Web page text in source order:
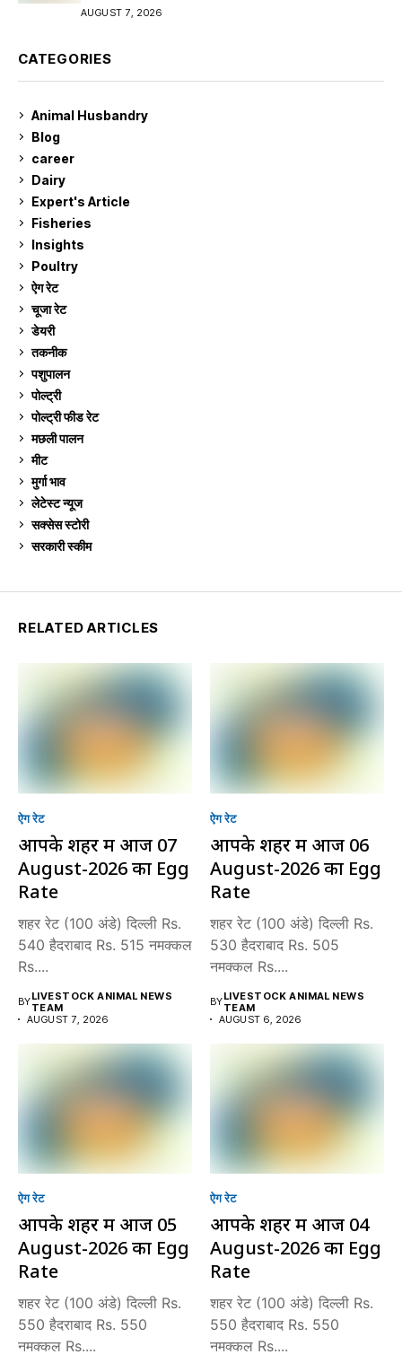
AUGUST 7, 2026
CATEGORIES
Animal Husbandry
Blog
career
Dairy
Expert's Article
Fisheries
Insights
Poultry
ऐग रेट
चूजा रेट
डेयरी
तकनीक
पशुपालन
पोल्ट्री
पोल्ट्री फीड रेट
मछली पालन
मीट
मुर्गा भाव
लेटेस्ट न्यूज
सक्सेस स्टो‍री
सरकारी स्की‍म
RELATED ARTICLES
ऐग रेट
आपके शहर में आज 07
August-2026 का Egg
Rate
शहर रेट (100 अंडे) दिल्ली Rs.
540 हैदराबाद Rs. 515 नमक्कल
Rs....
BYLIVESTOCK ANIMAL NEWS
TEAM
AUGUST 7, 2026
ऐग रेट
आपके शहर में आज 06
August-2026 का Egg
Rate
शहर रेट (100 अंडे) दिल्ली Rs.
530 हैदराबाद Rs. 505
नमक्कल Rs....
BYLIVESTOCK ANIMAL NEWS
TEAM
AUGUST 6, 2026
ऐग रेट
आपके शहर में आज 05
August-2026 का Egg
Rate
शहर रेट (100 अंडे) दिल्ली Rs.
550 हैदराबाद Rs. 550
नमक्कल Rs....
ऐग रेट
आपके शहर में आज 04
August-2026 का Egg
Rate
शहर रेट (100 अंडे) दिल्ली Rs.
550 हैदराबाद Rs. 550
नमक्कल Rs....